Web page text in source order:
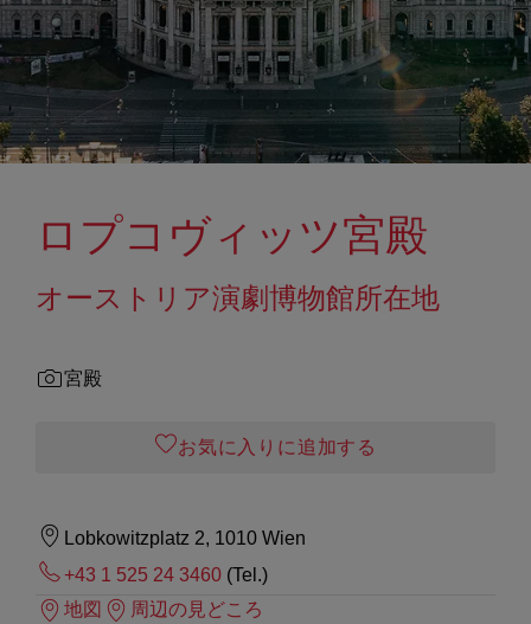
ロプコヴィッツ宮殿
オーストリア演劇博物館所在地
宮殿
お気に入りに追加する
Lobkowitzplatz 2, 1010 Wien
+43 1 525 24 3460 (Tel.)
地図
周辺の見どころ